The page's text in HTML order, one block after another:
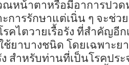
ณหน้าตาหรือมีอาการปว
ะการรักษาแต่เนิ่น ๆ จะช่
รคไตวายเรื้อรัง ที่สำคัญอี
ช้ยาบางชนิด โดยเฉพาะ
ง สำหรับท่านที่เป็นโรคปร